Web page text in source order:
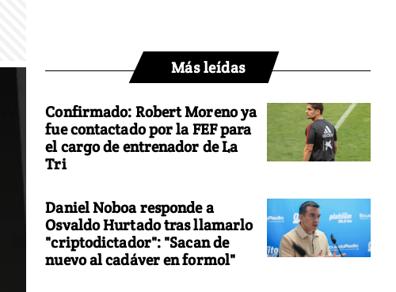
Más leídas
Confirmado: Robert Moreno ya
fue contactado por la FEF para
el cargo de entrenador de La
Tri
Daniel Noboa responde a
Osvaldo Hurtado tras llamarlo
"criptodictador": "Sacan de
nuevo al cadáver en formol"